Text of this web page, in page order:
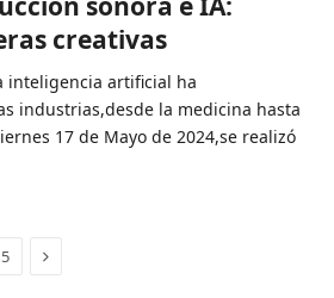
creativas
inteligencia artificial ha
industrias,desde la medicina hasta
17 de Mayo de 2024,se realizó
5 Siguiente